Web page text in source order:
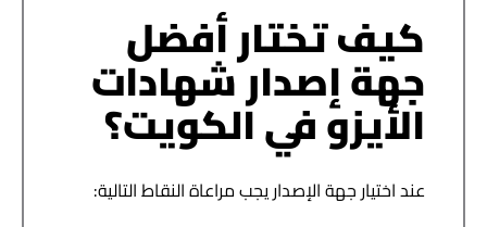
كيف تختار أفضل
جهة إصدار شهادات
الأيزو في الكويت؟
عند اختيار جهة الإصدار يجب مراعاة النقاط التالية: